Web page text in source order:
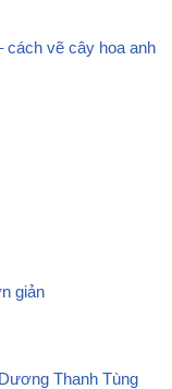
cách vẽ cây hoa anh
giản
Thanh Tùng